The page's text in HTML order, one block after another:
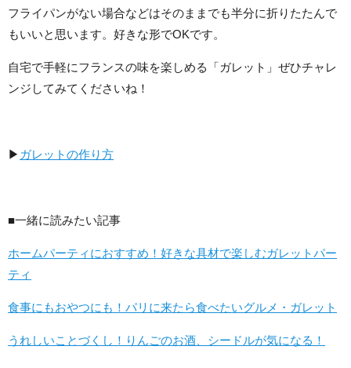
フライパンがない場合などはそのままでも半分に折りたたんで
もいいと思います。好きな形でOKです。
自宅で手軽にフランスの味を楽しめる「ガレット」ぜひチャレ
ンジしてみてくださいね！
▶ ガレットの作り方
■一緒に読みたい記事
ホームパーティにおすすめ！好きな具材で楽しむガレットパー
ティ
食事にもおやつにも！パリに来たら食べたいグルメ・ガレット
うれしいことづくし！りんごのお酒、シードルが気になる！